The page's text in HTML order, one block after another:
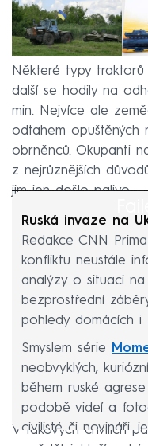
Některé typy
další se hodily na
min. Nejvíce ale
odtahem opuštěných
obrněnců. Okupanti
z nejrůznějších
jim jen došlo palivo.
Ruská invaze na
Redakce CNN
konfliktu neustále
analýzy o situaci
bezprostřední
pohledy domácích i
Smyslem série
neobvyklých,
během ruské
podobě videí a
civilisté či novináři,
V takových chvílích